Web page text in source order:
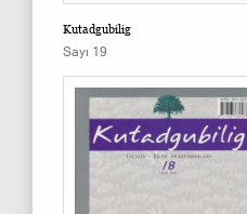
Kutadgubilig
Sayı 19